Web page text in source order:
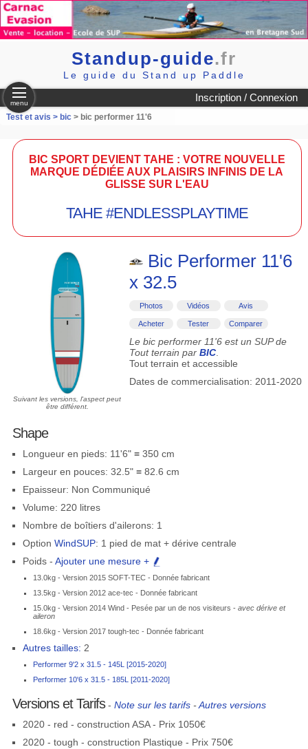
Standup-guide.fr
Le guide du Stand up Paddle
Inscription / Connexion
menu
Test et avis > bic> bic performer 11'6
BIC SPORT DEVIENT TAHE : VOTRE NOUVELLE
MARQUE DÉDIÉE AUX PLAISIRS INFINIS DE LA
GLISSE SUR L'EAU
TAHE #ENDLESSPLAYTIME
Suivant les versions, l'aspect peut
être différent.
Bic Performer 11'6
x 32.5
Photos Vidéos Avis
Acheter Tester Comparer
Le bic performer 11'6 est un SUP de
Tout terrain par BIC.
Tout terrain et accessible
Dates de commercialisation: 2011-2020
Shape
Longueur en pieds: 11'6" ≡ 350 cm
Largeur en pouces: 32.5" ≡ 82.6 cm
Epaisseur: Non Communiqué
Volume: 220 litres
Nombre de boîtiers d'ailerons: 1
Option WindSUP: 1 pied de mat + dérive centrale
Poids - Ajouter une mesure +
13.0kg - Version 2015 SOFT-TEC - Donnée fabricant
13.5kg - Version 2012 ace-tec - Donnée fabricant
15.0kg - Version 2014 Wind - Pesée par un de nos visiteurs - avec dérive et
aileron
18.6kg - Version 2017 tough-tec - Donnée fabricant
Autres tailles: 2
Performer 9'2 x 31.5 - 145L [2015-2020]
Performer 10'6 x 31.5 - 185L [2011-2020]
Versions et Tarifs- Note sur les tarifs-Autres versions
2020 - red - construction ASA - Prix 1050€
2020 - tough - construction Plastique - Prix 750€